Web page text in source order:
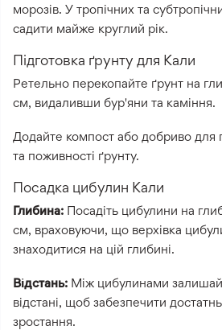
морозів. У тропічних та
садити майже круглий рік.
Підготовка ґрунту для Кали
Ретельно перекопайте ґрунт на
см, видаливши бур'яни та каміння.
Додайте компост або добриво
та поживності ґрунту.
Посадка цибулин Кали
Глибина: Посадіть цибулини на
см, враховуючи, що верхівка
знаходитися на цій глибині.
Відстань: Між цибулинами
відстані, щоб забезпечити
зростання.